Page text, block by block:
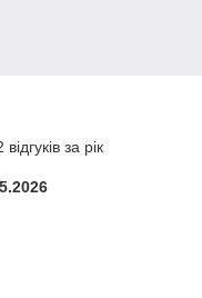
за рік